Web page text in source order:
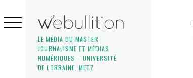
LE MÉDIA DU MASTER
JOURNALISME ET MÉDIAS
NUMÉRIQUES – UNIVERSITÉ
DE LORRAINE, METZ
to
content